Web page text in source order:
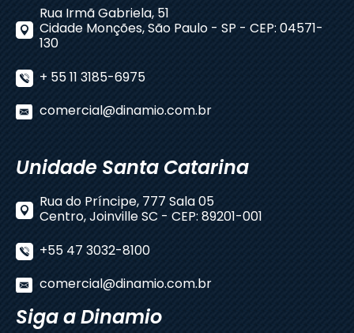
Rua Irmã Gabriela, 51
Cidade Monções, São Paulo - SP - CEP: 04571-
130
+ 55 11 3185-6975
comercial@dinamio.com.br
Unidade Santa Catarina
Rua do Príncipe, 777 Sala 05
Centro, Joinville SC - CEP: 89201-001
+55 47 3032-8100
comercial@dinamio.com.br
Siga a Dinamio